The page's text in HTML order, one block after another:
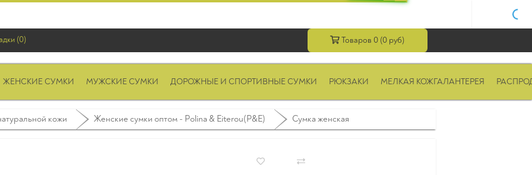
(0) Товаров 0 (0 руб)
ЖЕНСКИЕ СУМКИ МУЖСКИЕ СУМКИ ДОРОЖНЫЕ И СПОРТИВНЫЕ СУМКИ РЮКЗАКИ МЕЛКАЯ КОЖГАЛАНТЕРЕЯ
кожи Женские сумки оптом - Polina & Eiterou(P&E) Сумка женская